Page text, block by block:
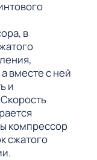
в
вместе с ней
и
компрессор
сжатого